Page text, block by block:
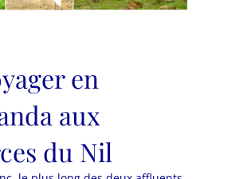
en
aux
du Nil